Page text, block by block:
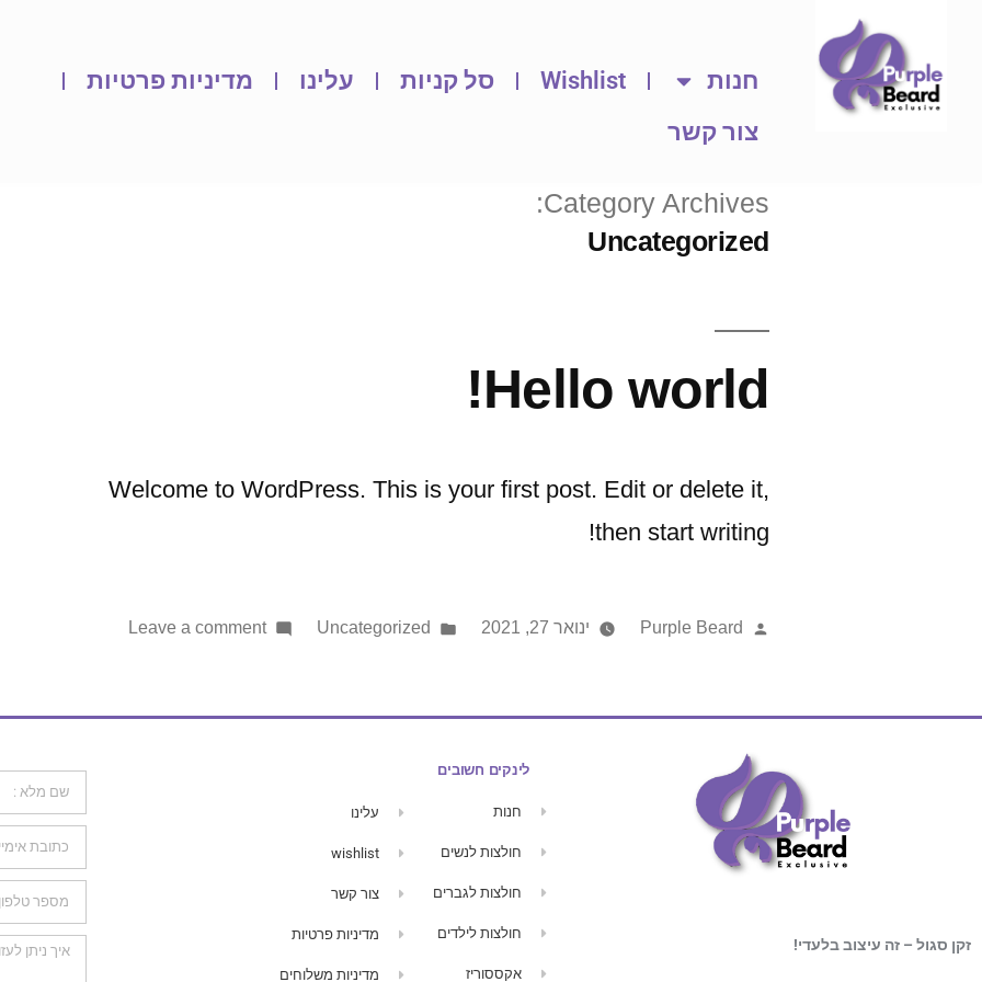
חנות Wishlist סל קניות עלינו
מדיניות פרטיות
צור קשר
Category Archives:
Uncategorized
Hello world!
Welcome to WordPress. This is your first post. Edit or delete it,
then start writing!
Purple Beard ינואר 27, 2021 Uncategorized
Leave a comment
זקן סגול – זה עיצוב בלעדי!
לינקים חשובים
חנות
חולצות לנשים
חולצות לגברים
חולצות לילדים
אקססוריז
עלינו
wishlist
צור קשר
מדיניות פרטיות
מדיניות משלוחים